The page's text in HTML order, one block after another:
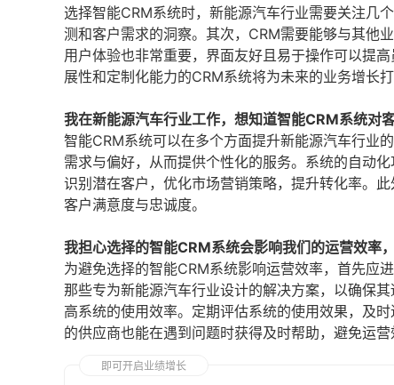
选择智能CRM系统时，新能源汽车行业需要关注几
测和客户需求的洞察。其次，CRM需要能够与其他
用户体验也非常重要，界面友好且易于操作可以提
展性和定制化能力的CRM系统将为未来的业务增长打
我在新能源汽车行业工作，想知道智能CRM系统对
智能CRM系统可以在多个方面提升新能源汽车行业
需求与偏好，从而提供个性化的服务。系统的自动
识别潜在客户，优化市场营销策略，提升转化率。
客户满意度与忠诚度。
我担心选择的智能CRM系统会影响我们的运营效率
为避免选择的智能CRM系统影响运营效率，首先应
那些专为新能源汽车行业设计的解决方案，以确保
高系统的使用效率。定期评估系统的使用效果，及
的供应商也能在遇到问题时获得及时帮助，避免运营
即可开启业绩增长